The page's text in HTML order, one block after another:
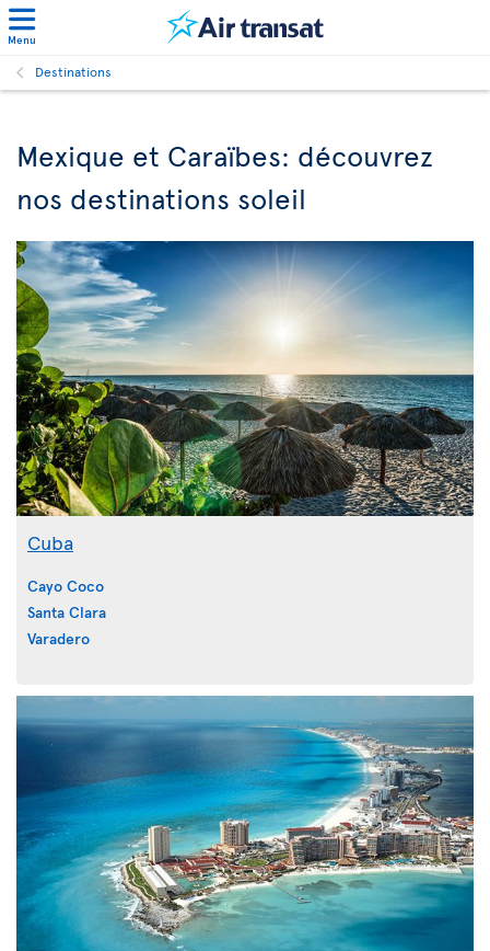
Menu
Destinations
Mexique et Caraïbes: découvrez
nos destinations soleil
Cuba
Cayo Coco
Santa Clara
Varadero